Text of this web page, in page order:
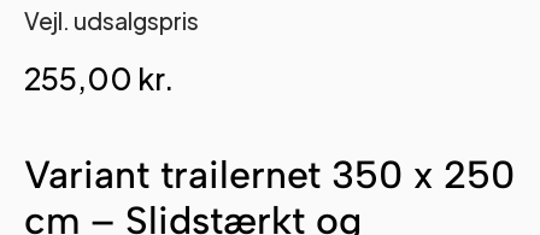
Vejl. udsalgspris
255,00 kr.
Variant trailernet 350 x 250
cm – Slidstærkt og